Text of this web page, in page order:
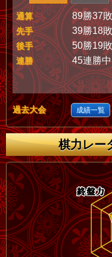
通算 89勝37
先手 39勝18
後手 50勝19
連勝 45連勝中
過去大会 成績一覧
棋力レー